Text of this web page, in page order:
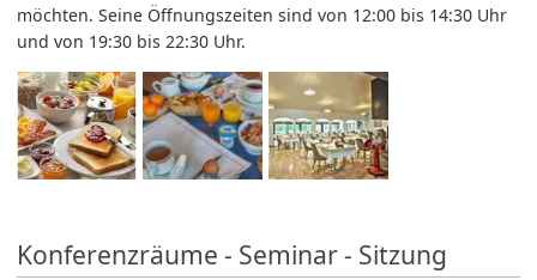
möchten. Seine Öffnungszeiten sind von 12:00 bis 14:30 Uhr
und von 19:30 bis 22:30 Uhr.
Konferenzräume - Seminar - Sitzung